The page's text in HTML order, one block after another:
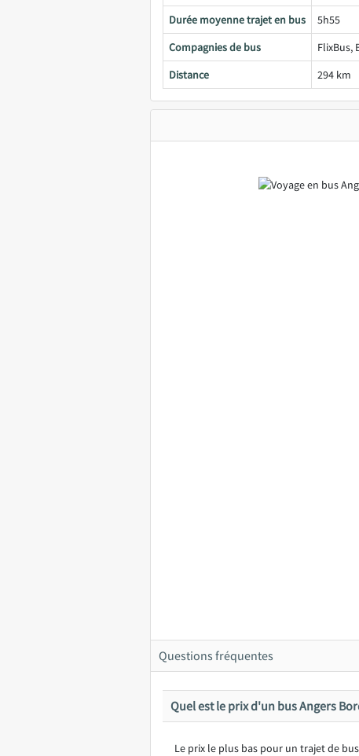
Durée moyenne trajet en bus
5h55
Compagnies de bus
FlixBus,
Distance
294 km
Questions fréquentes
Quel est le prix d'un bus Angers
Le prix le plus bas pour un trajet de